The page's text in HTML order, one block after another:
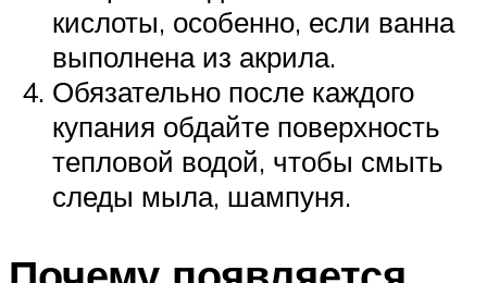
кислоты, особенно, если ванна
выполнена из акрила.
Обязательно после каждого
купания обдайте поверхность
тепловой водой, чтобы смыть
следы мыла, шампуня.